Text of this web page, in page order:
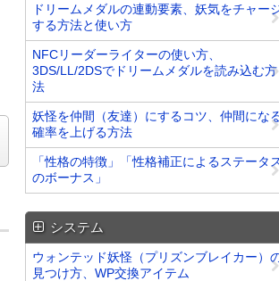
ドリームメダルの連動要素、妖気をチャー
する方法と使い方
NFCリーダーライターの使い方、
3DS/LL/2DSでドリームメダルを読み込む方
法
妖怪を仲間（友達）にするコツ、仲間にな
確率を上げる方法
「性格の特徴」「性格補正によるステータ
のボーナス」
システム
ウォンテッド妖怪（プリズンブレイカー）
見つけ方、WP交換アイテム